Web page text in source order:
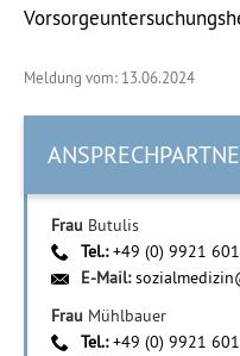
Meldung vom: 13.06.2024
Frau Butulis
Tel.:+49 (0) 9921
E-Mail:
Frau Mühlbauer
Tel.:+49 (0) 9921